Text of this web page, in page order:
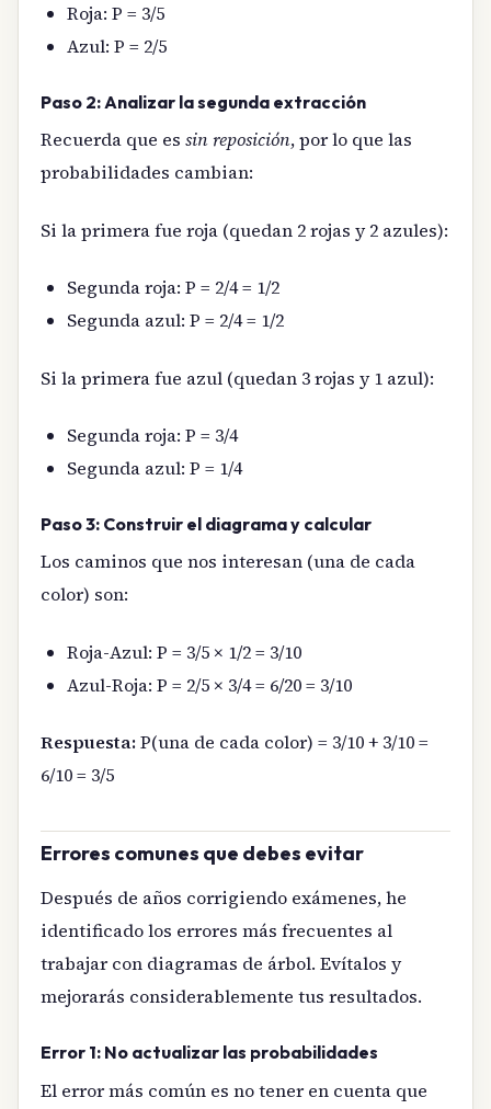
Roja: P = 3/5
Azul: P = 2/5
Paso 2: Analizar la segunda extracción
Recuerda que es sin reposición, por lo que las
probabilidades cambian:
Si la primera fue roja (quedan 2 rojas y 2 azules):
Segunda roja: P = 2/4 = 1/2
Segunda azul: P = 2/4 = 1/2
Si la primera fue azul (quedan 3 rojas y 1 azul):
Segunda roja: P = 3/4
Segunda azul: P = 1/4
Paso 3: Construir el diagrama y calcular
Los caminos que nos interesan (una de cada
color) son:
Roja-Azul: P = 3/5 × 1/2 = 3/10
Azul-Roja: P = 2/5 × 3/4 = 6/20 = 3/10
Respuesta:P(una de cada color) = 3/10 + 3/10 =
6/10 = 3/5
Errores comunes que debes evitar
Después de años corrigiendo exámenes, he
identificado los errores más frecuentes al
trabajar con diagramas de árbol. Evítalos y
mejorarás considerablemente tus resultados.
Error 1: No actualizar las probabilidades
El error más común es no tener en cuenta que